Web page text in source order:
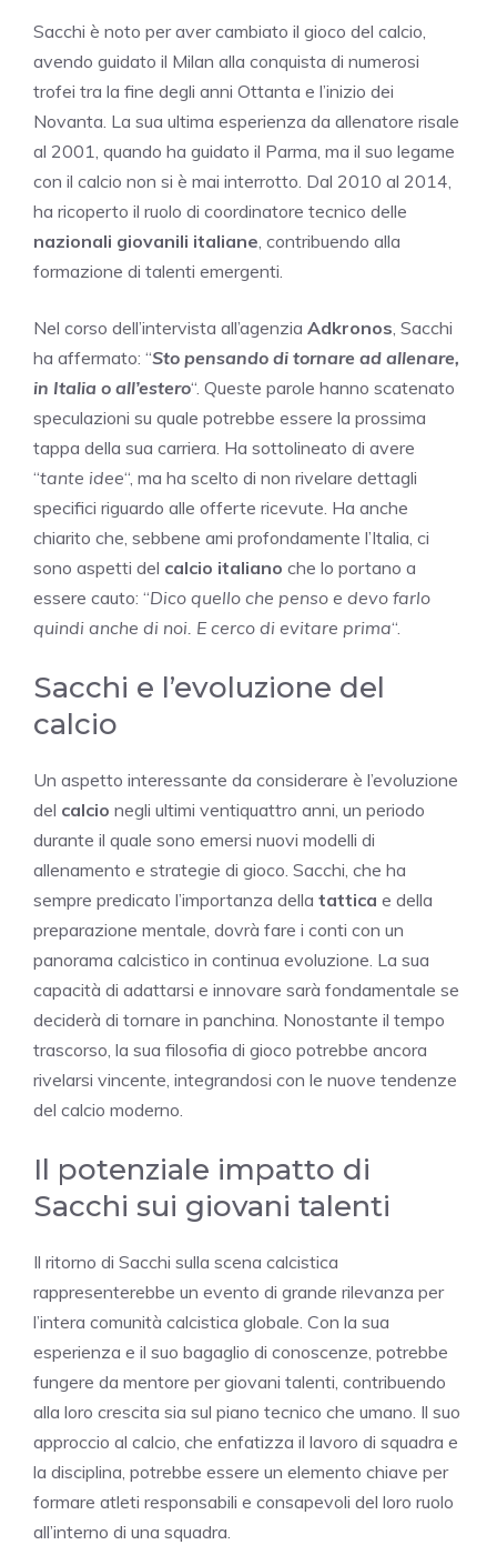
Sacchi è noto per aver cambiato il gioco del calcio,
avendo guidato il Milan alla conquista di numerosi
trofei tra la fine degli anni Ottanta e l’inizio dei
Novanta. La sua ultima esperienza da allenatore risale
al 2001, quando ha guidato il Parma, ma il suo legame
con il calcio non si è mai interrotto. Dal 2010 al 2014,
ha ricoperto il ruolo di coordinatore tecnico delle
nazionali giovanili italiane, contribuendo alla
formazione di talenti emergenti.
Nel corso dell’intervista all’agenzia Adkronos, Sacchi
ha affermato: “Sto pensando di tornare ad allenare,
in Italia o all’estero“. Queste parole hanno scatenato
speculazioni su quale potrebbe essere la prossima
tappa della sua carriera. Ha sottolineato di avere
“tante idee“, ma ha scelto di non rivelare dettagli
specifici riguardo alle offerte ricevute. Ha anche
chiarito che, sebbene ami profondamente l’Italia, ci
sono aspetti del calcio italiano che lo portano a
essere cauto: “Dico quello che penso e devo farlo
quindi anche di noi. E cerco di evitare prima“.
Sacchi e l’evoluzione del
calcio
Un aspetto interessante da considerare è l’evoluzione
del calcio negli ultimi ventiquattro anni, un periodo
durante il quale sono emersi nuovi modelli di
allenamento e strategie di gioco. Sacchi, che ha
sempre predicato l’importanza della tattica e della
preparazione mentale, dovrà fare i conti con un
panorama calcistico in continua evoluzione. La sua
capacità di adattarsi e innovare sarà fondamentale se
deciderà di tornare in panchina. Nonostante il tempo
trascorso, la sua filosofia di gioco potrebbe ancora
rivelarsi vincente, integrandosi con le nuove tendenze
del calcio moderno.
Il potenziale impatto di
Sacchi sui giovani talenti
Il ritorno di Sacchi sulla scena calcistica
rappresenterebbe un evento di grande rilevanza per
l’intera comunità calcistica globale. Con la sua
esperienza e il suo bagaglio di conoscenze, potrebbe
fungere da mentore per giovani talenti, contribuendo
alla loro crescita sia sul piano tecnico che umano. Il suo
approccio al calcio, che enfatizza il lavoro di squadra e
la disciplina, potrebbe essere un elemento chiave per
formare atleti responsabili e consapevoli del loro ruolo
all’interno di una squadra.